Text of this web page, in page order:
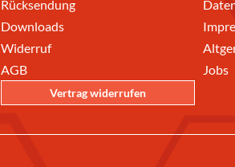
Rücksendung
Downloads
Widerruf
AGB
Vertrag widerrufen
Jobs